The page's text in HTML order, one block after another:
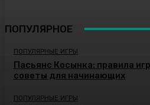
ПОПУЛЯРНОЕ
ПОПУЛЯРНЫЕ ИГРЫ
Пасьянс Косынка: правила
советы для начинающих
ПОПУЛЯРНЫЕ ИГРЫ